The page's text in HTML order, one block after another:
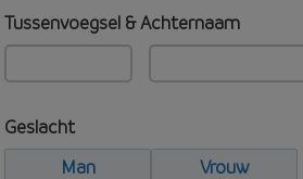
Tussenvoegsel & Achternaam
Geslacht
Man
Vrouw